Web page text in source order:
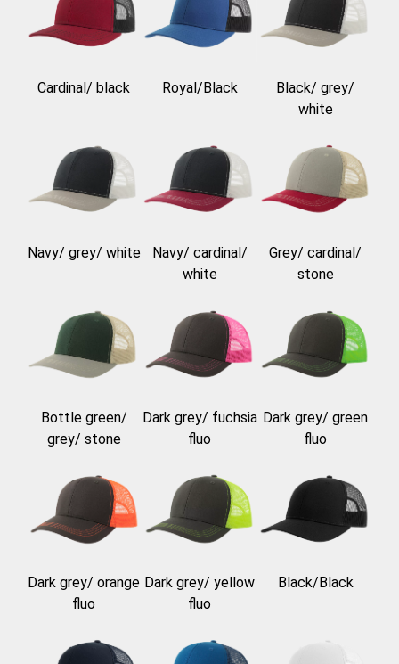
Cardinal/ black Royal/Black
Black/ grey/
white
Navy/ grey/ white
Navy/ cardinal/
white
Grey/ cardinal/
stone
Bottle green/
grey/ stone
Dark grey/ fuchsia
fluo
Dark grey/ green
fluo
Dark grey/ orange
fluo
Dark grey/ yellow
fluo
Black/Black